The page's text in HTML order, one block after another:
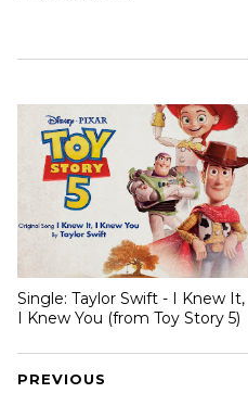
Single: Taylor Swift - I Knew It,
I Knew You (from Toy Story 5)
PREVIOUS